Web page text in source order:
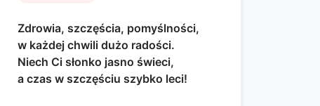
Zdrowia, szczęścia, pomyślności,
w każdej chwili dużo radości.
Niech Ci słonko jasno świeci,
a czas w szczęściu szybko leci!